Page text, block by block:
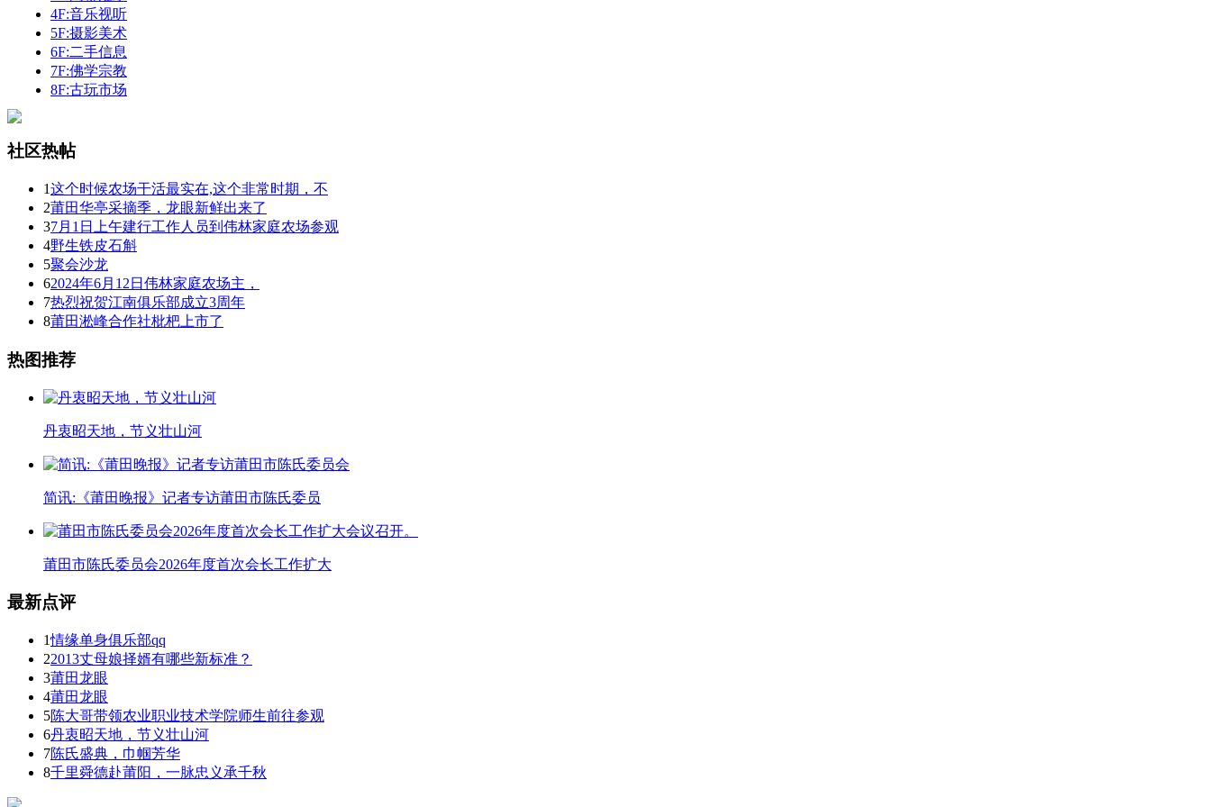
4F:音乐视听
5F:摄影美术
6F:二手信息
7F:佛学宗教
8F:古玩市场
社区热帖
1这个时候农场干活最实在,这个非常时期，不
2莆田华亭采摘季，龙眼新鲜出来了
37月1日上午建行工作人员到伟林家庭农场参观
4野生铁皮石斛
5聚会沙龙
62024年6月12日伟林家庭农场主，
7热烈祝贺江南俱乐部成立3周年
8莆田淞峰合作社枇杷上市了
热图推荐
丹衷昭天地，节义壮山河
简讯:《莆田晚报》记者专访莆田市陈氏委员
莆田市陈氏委员会2026年度首次会长工作扩大
最新点评
1情缘单身俱乐部qq
22013丈母娘择婿有哪些新标准？
3莆田龙眼
4莆田龙眼
5陈大哥带领农业职业技术学院师生前往参观
6丹衷昭天地，节义壮山河
7陈氏盛典，巾帼芳华
8千里舜德赴莆阳，一脉忠义承千秋